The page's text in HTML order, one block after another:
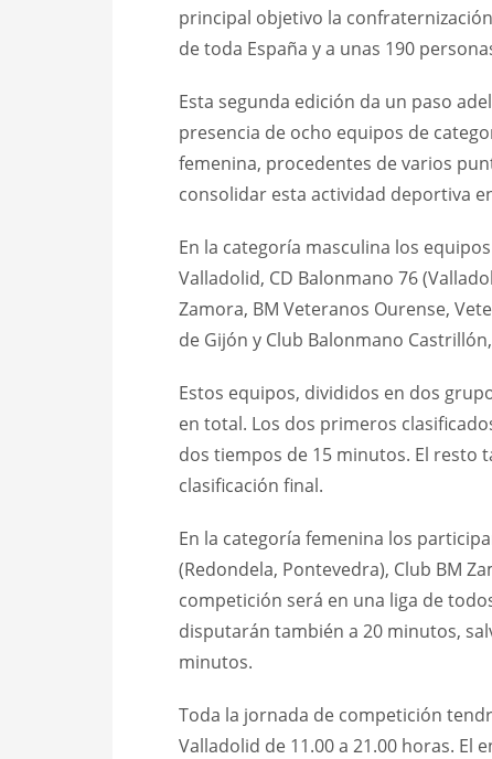
principal objetivo la
de toda España y a unas 190
Esta segunda edición da un paso
presencia de ocho equipos de
femenina, procedentes de varios
consolidar esta actividad deportiva
En la categoría masculina los
Valladolid, CD Balonmano 76
Zamora, BM Veteranos Ourense,
de Gijón y Club Balonmano
Estos equipos, divididos en dos
en total. Los dos primeros
dos tiempos de 15 minutos. El
clasificación final.
En la categoría femenina los
(Redondela, Pontevedra), Club BM
competición será en una liga de
disputarán también a 20 minutos,
minutos.
Toda la jornada de competición
Valladolid de 11.00 a 21.00 horas.